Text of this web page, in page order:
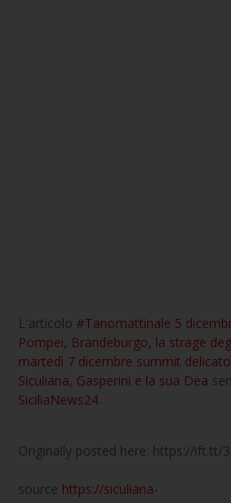
L'articolo #Tanomattinale 5
Pompei, Brandeburgo, la strage
martedì 7 dicembre summit
Siculiana, Gasperini e la sua Dea
SiciliaNews24.
Originally posted here: https://ift.tt/
source https://siculiana-